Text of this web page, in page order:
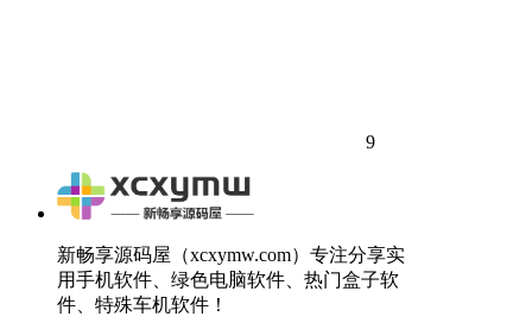
9
新畅享源码屋（xcxymw.com）专注分享实
用手机软件、绿色电脑软件、热门盒子软
件、特殊车机软件！